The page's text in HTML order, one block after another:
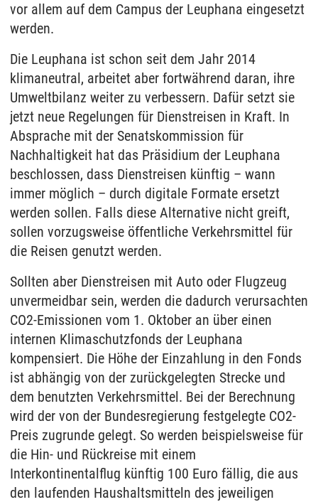
vor allem auf dem Campus der Leuphana eingesetzt
werden.
Die Leuphana ist schon seit dem Jahr 2014
klimaneutral, arbeitet aber fortwährend daran, ihre
Umweltbilanz weiter zu verbessern. Dafür setzt sie
jetzt neue Regelungen für Dienstreisen in Kraft. In
Absprache mit der Senatskommission für
Nachhaltigkeit hat das Präsidium der Leuphana
beschlossen, dass Dienstreisen künftig – wann
immer möglich – durch digitale Formate ersetzt
werden sollen. Falls diese Alternative nicht greift,
sollen vorzugsweise öffentliche Verkehrsmittel für
die Reisen genutzt werden.
Sollten aber Dienstreisen mit Auto oder Flugzeug
unvermeidbar sein, werden die dadurch verursachten
CO2-Emissionen vom 1. Oktober an über einen
internen Klimaschutzfonds der Leuphana
kompensiert. Die Höhe der Einzahlung in den Fonds
ist abhängig von der zurückgelegten Strecke und
dem benutzten Verkehrsmittel. Bei der Berechnung
wird der von der Bundesregierung festgelegte CO2-
Preis zugrunde gelegt. So werden beispielsweise für
die Hin- und Rückreise mit einem
Interkontinentalflug künftig 100 Euro fällig, die aus
den laufenden Haushaltsmitteln des jeweiligen